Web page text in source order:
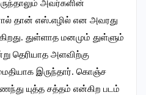
அவர்களின்
தான் எஸ்.எழில் என அவரது
துள்ளாத மனமும் துள்ளும்
தெரியாத அளவிற்கு
இருந்தார். கொஞ்ச
யுத்த சத்தம் என்கிற படம்